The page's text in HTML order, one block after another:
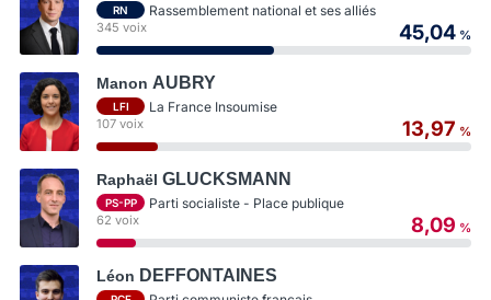
RN Rassemblement national et ses alliés
345 voix 45,04 %
Manon AUBRY
LFI La France Insoumise
107 voix 13,97 %
Raphaël GLUCKSMANN
PS-PP Parti socialiste - Place publique
62 voix 8,09 %
Léon DEFFONTAINES